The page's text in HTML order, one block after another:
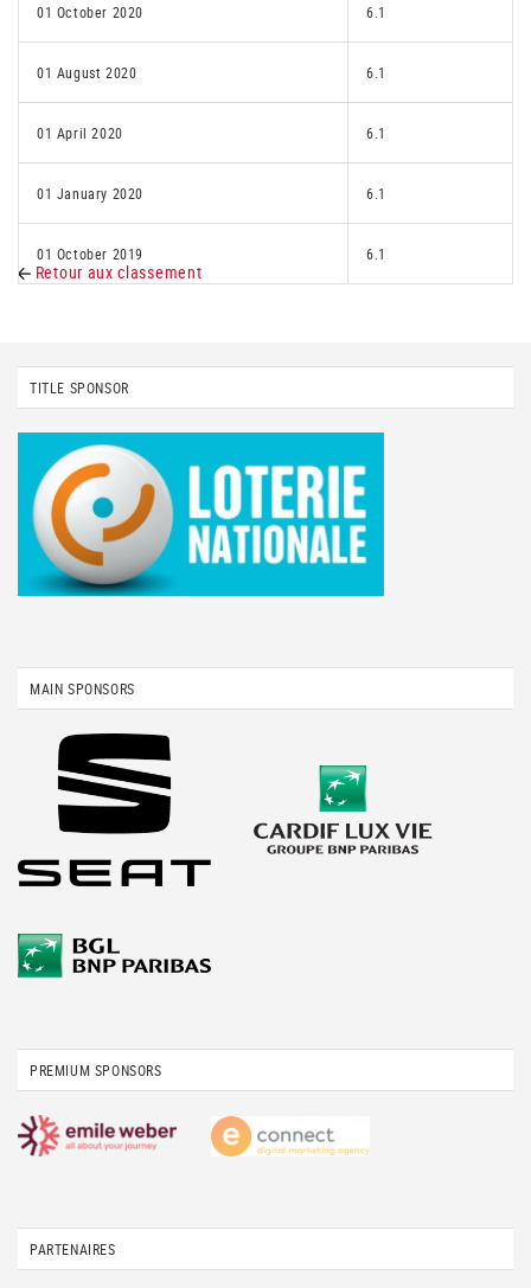
01 October 2020 6.1
01 August 2020 6.1
01 April 2020 6.1
01 January 2020 6.1
01 October 2019 6.1
Retour aux classement
TITLE SPONSOR
MAIN SPONSORS
PREMIUM SPONSORS
PARTENAIRES